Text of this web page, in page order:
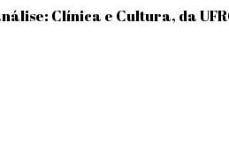
Clínica e Cultura, da